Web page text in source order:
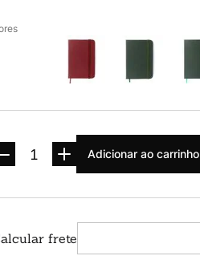
Adicionar ao carrinho